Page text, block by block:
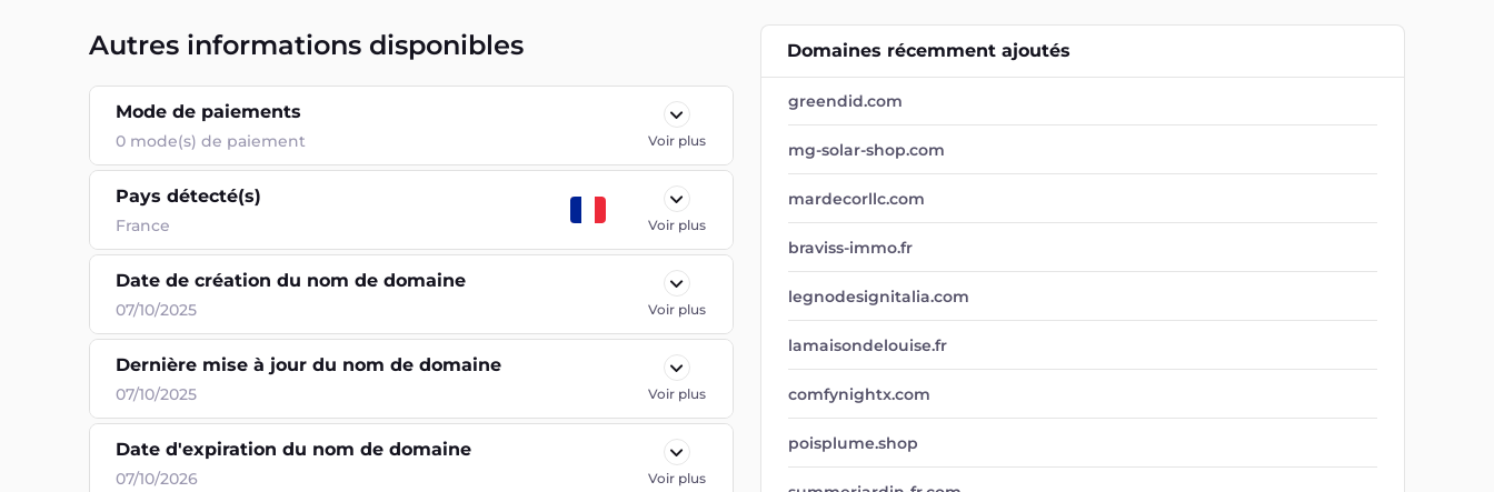
Autres informations disponibles
Mode de paiements
0 mode(s) de paiement Voir plus
Pays détecté(s)
France Voir plus
Date de création du nom de domaine
07/10/2025 Voir plus
Dernière mise à jour du nom de domaine
07/10/2025 Voir plus
Date d'expiration du nom de domaine
07/10/2026 Voir plus
Domaines récemment ajoutés
greendid.com
mg-solar-shop.com
mardecorllc.com
braviss-immo.fr
legnodesignitalia.com
lamaisondelouise.fr
comfynightx.com
poisplume.shop